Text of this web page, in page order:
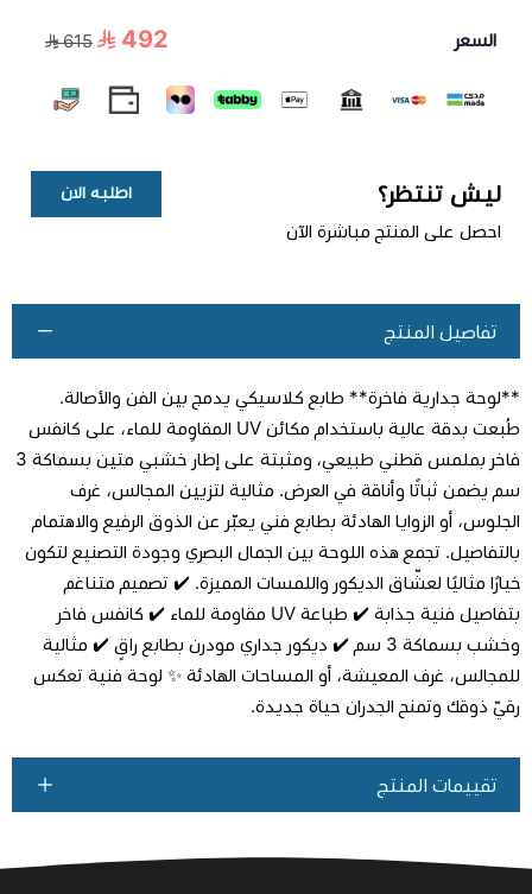
السعر 492
615
ليش تنتظر؟
احصل على المنتج مباشرة الآن
اطلبه الان
اطلب المنتج
تفاصيل المنتج
**لوحة جدارية فاخرة** طابع كلاسيكي يدمج بين الفن والأصالة.
طُبعت بدقة عالية باستخدام مكائن UV المقاوِمة للماء، على كانفس
فاخر بملمس قطني طبيعي، ومثبتة على إطار خشبي متين بسماكة 3
سم يضمن ثباتًا وأناقة في العرض. مثالية لتزيين المجالس، غرف
الجلوس، أو الزوايا الهادئة بطابع فني يعبّر عن الذوق الرفيع والاهتمام
بالتفاصيل. تجمع هذه اللوحة بين الجمال البصري وجودة التصنيع لتكون
خيارًا مثاليًا لعشّاق الديكور واللمسات المميزة. ✔️ تصميم متناغم
بتفاصيل فنية جذابة ✔️ طباعة UV مقاومة للماء ✔️ كانفس فاخر
وخشب بسماكة 3 سم ✔️ ديكور جداري مودرن بطابع راقٍ ✔️ مثالية
للمجالس، غرف المعيشة، أو المساحات الهادئة ✨ لوحة فنية تعكس
رقيّ ذوقك وتمنح الجدران حياة جديدة.
تقييمات المنتج